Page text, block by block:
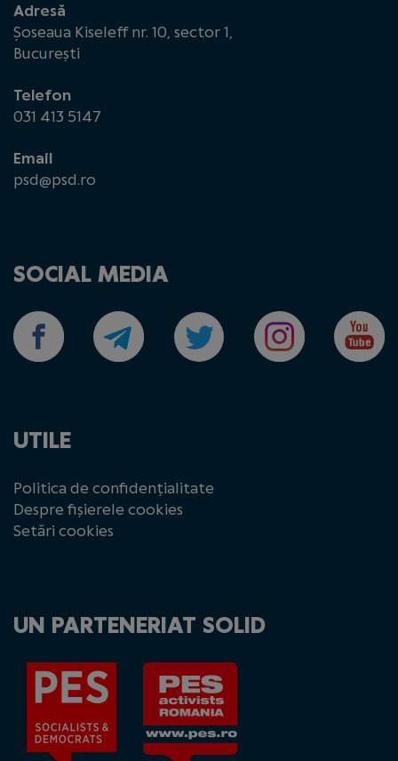
Adresă
Șoseaua Kiseleff nr. 10, sector 1,
București
Telefon
031 413 5147
Email
psd@psd.ro
SOCIAL MEDIA
UTILE
Politica de confidențialitate
Despre fișierele cookies
Setări cookies
UN PARTENERIAT SOLID